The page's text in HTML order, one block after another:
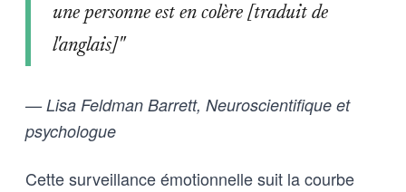
une personne est en colère [traduit de
l'anglais]"
— Lisa Feldman Barrett, Neuroscientifique et
psychologue
Cette surveillance émotionnelle suit la courbe